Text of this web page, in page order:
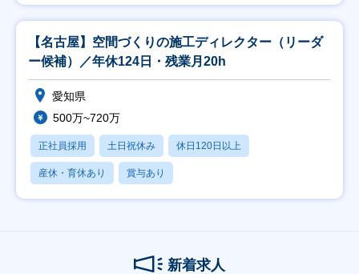
【名古屋】空間づくりの施工ディレクター（リーダ
ー候補）／年休124日・残業月20h
愛知県
500万~720万
正社員採用 土日祝休み 休日120日以上
産休・育休あり 賞与あり
新着求人